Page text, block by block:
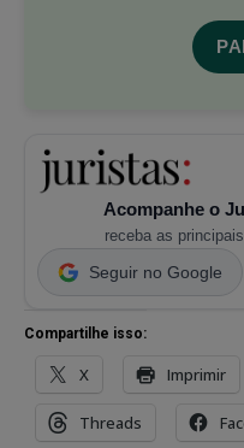
Acompanhe o
receba as
Seguir no Google
Compartilhe isso:
X Imprimir
Threads